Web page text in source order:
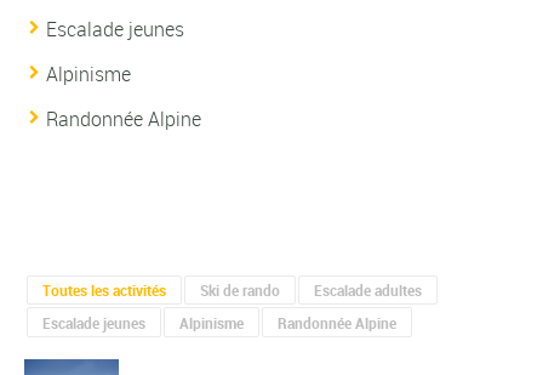
Escalade jeunes
Alpinisme
Randonnée Alpine
Toutes les activités Ski de rando
Escalade adultes
Escalade jeunes
Alpinisme Randonnée Alpine